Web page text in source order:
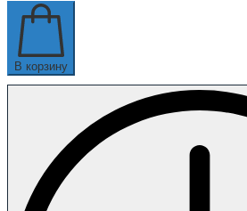
В корзину